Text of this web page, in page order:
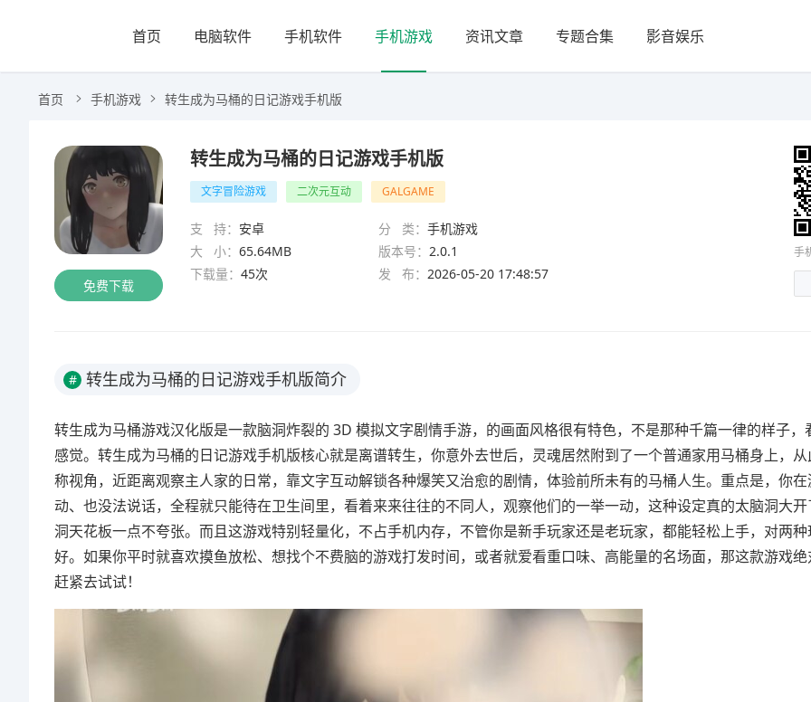
首页 电脑软件 手机软件 手机游戏 资讯文章 专题合集 影音娱乐
首页 手机游戏 转生成为马桶的日记游戏手机版
免费下载
转生成为马桶的日记游戏手机版
文字冒险游戏 二次元互动 GALGAME
支 持： 安卓 分 类： 手机游戏
大 小： 65.64MB 版本号： 2.0.1
下载量： 45次 发 布： 2026-05-20 17:48:57
手
# 转生成为马桶的日记游戏手机版简介
转生成为马桶游戏汉化版是一款脑洞炸裂的 3D 模拟文字剧情手游，的画面风格很有特色，不是那种千篇一律的样子，
感觉。转生成为马桶的日记游戏手机版核心就是离谱转生，你意外去世后，灵魂居然附到了一个普通家用马桶身上，
称视角，近距离观察主人家的日常，靠文字互动解锁各种爆笑又治愈的剧情，体验前所未有的马桶人生。重点是，你
动、也没法说话，全程就只能待在卫生间里，看着来来往往的不同人，观察他们的一举一动，这种设定真的太脑洞大
洞天花板一点不夸张。而且这游戏特别轻量化，不占手机内存，不管你是新手玩家还是老玩家，都能轻松上手，对两
好。如果你平时就喜欢摸鱼放松、想找个不费脑的游戏打发时间，或者就爱看重口味、高能量的名场面，那这款游戏
赶紧去试试！